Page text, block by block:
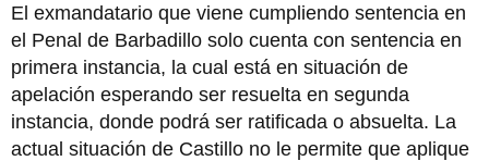
El exmandatario que viene cumpliendo sentencia en
el Penal de Barbadillo solo cuenta con sentencia en
primera instancia, la cual está en situación de
apelación esperando ser resuelta en segunda
instancia, donde podrá ser ratificada o absuelta. La
actual situación de Castillo no le permite que aplique